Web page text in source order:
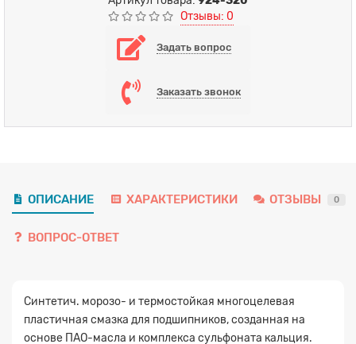
Отзывы: 0
Задать вопрос
Заказать звонок
ОПИСАНИЕ ХАРАКТЕРИСТИКИ ОТЗЫВЫ 0
ВОПРОС-ОТВЕТ
Синтетич. морозо- и термостойкая многоцелевая
пластичная смазка для подшипников, созданная на
основе ПАО-масла и комплекса сульфоната кальция.